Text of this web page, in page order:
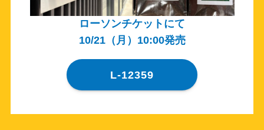
ローソンチケットにて
10/21（月）10:00発売
L-12359